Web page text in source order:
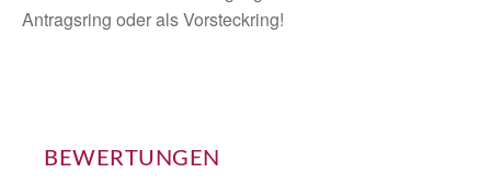
Antragsring oder als Vorsteckring!
BEWERTUNGEN